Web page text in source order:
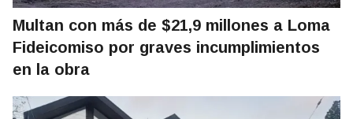
Multan con más de $21,9 millones a Loma
Fideicomiso por graves incumplimientos
en la obra